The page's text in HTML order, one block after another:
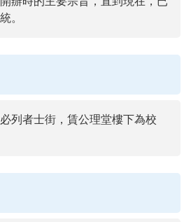
。
列者士街，賃公理堂樓下為校